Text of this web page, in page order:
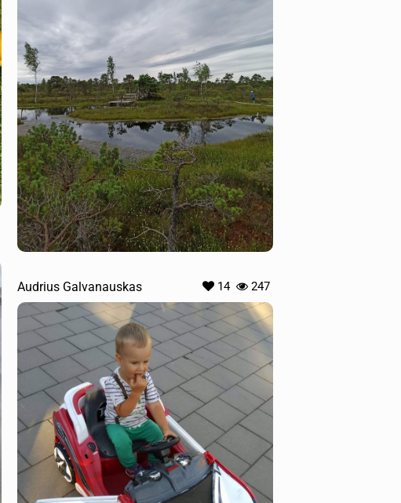
Audrius Galvanauskas 14 247